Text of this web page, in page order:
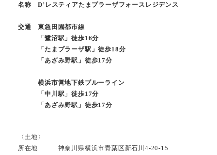
名称 D’レスティアたまプラーザフォースレジデンス
交通 東急田園都市線
「鷺沼駅」徒歩16分
「たまプラーザ駅」徒歩18分
「あざみ野駅」徒歩17分
横浜市営地下鉄ブルーライン
「中川駅」徒歩17分
「あざみ野駅」徒歩17分
〈土地〉
所在地 神奈川県横浜市青葉区新石川4-20-15